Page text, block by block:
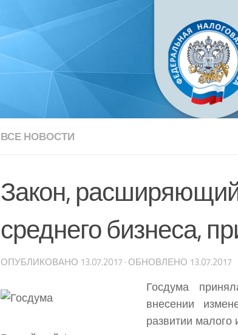
ВСЕ НОВОСТИ
Закон, расширяющий
среднего бизнеса,
ОПУБЛИКОВАНО 13.07.2017 · ОБНОВЛЕНО 13.07.2017
Госдума
внесении
развитии малого